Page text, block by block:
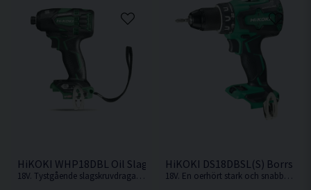
HiKOKI WHP18DBL Oil Slagskruvdragare 18V
18V. Tystgående slagskruvdragare med oljedämpning, perfekt i bullerkänsliga miljöer.
HiKOKI DS18DBSL(S)
18V. En oerhört stark och snabb kompakt borrskruvdragare från Hikoki.